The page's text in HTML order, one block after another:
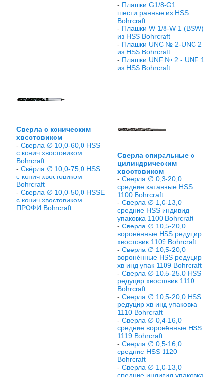
- Плашки G1/8-G1
шестигранные из HSS
Bohrcraft
- Плашки W 1/8-W 1 (BSW)
из HSS Bohrcraft
- Плашки UNC № 2-UNC 2
из HSS Bohrcraft
- Плашки UNF № 2 - UNF 1
из HSS Bohrcraft
Сверла с коническим
хвостовиком
- Сверла ∅ 10,0-60,0 HSS
с конич хвостовиком
Bohrcraft
- Свёрла ∅ 10,0-75,0 HSS
с конич хвостовиком
Bohrcraft
- Сверла ∅ 10,0-50,0 HSSE
с конич хвостовиком
ПРОФИ Bohrcraft
Сверла спиральные с
цилиндрическим
хвостовиком
- Сверла ∅ 0,3-20,0
средние катанные HSS
1100 Bohrcraft
- Сверла ∅ 1,0-13,0
средние HSS индивид
упаковка 1100 Bohrcraft
- Сверла ∅ 10,5-20,0
воронённые HSS редуцир
хвостовик 1109 Bohrcraft
- Сверла ∅ 10,5-20,0
воронённые HSS редуцир
хв инд упак 1109 Bohrcraft
- Сверла ∅ 10,5-25,0 HSS
редуцир хвостовик 1110
Bohrcraft
- Сверла ∅ 10,5-20,0 HSS
редуцир хв инд упаковка
1110 Bohrcraft
- Сверла ∅ 0,4-16,0
средние воронённые HSS
1119 Bohrcraft
- Сверла ∅ 0,5-16,0
средние HSS 1120
Bohrcraft
- Сверла ∅ 1,0-13,0
средние индивид упаковка